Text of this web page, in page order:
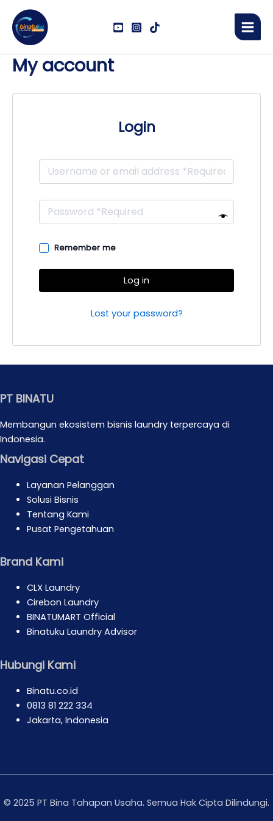
content
Main
My account
Login
Remember me
Log in
Lost your password?
PT BINATU
Membangun ekosistem bisnis laundry terpercaya di
Indonesia.
Navigasi Cepat
Layanan Pelanggan
Solusi Bisnis
Tentang Kami
Pusat Pengetahuan
Brand Kami
CLX Laundry
Cirebon Laundry
BINATUMART Official
Binatuku Laundry Advisor
Hubungi Kami
Binatu.co.id
0813 81 222 334
Jakarta, Indonesia
© 2025 PT Bina Tahapan Usaha. Semua Hak Cipta Dilindungi.